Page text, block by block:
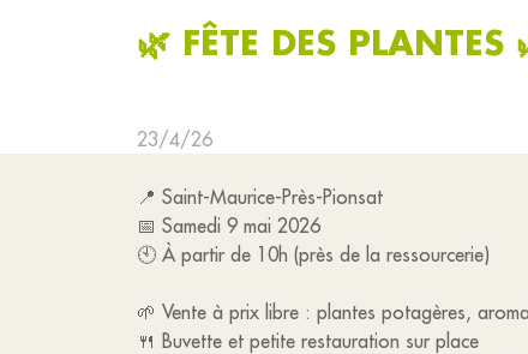
🌿 FÊTE DES PLANTES
23/4/26
📍 Saint-Maurice-Près-Pionsat
📅 Samedi 9 mai 2026
🕙 À partir de 10h (près de la ressourcerie)
🌱 Vente à prix libre : plantes potagères,
🍴 Buvette et petite restauration sur place